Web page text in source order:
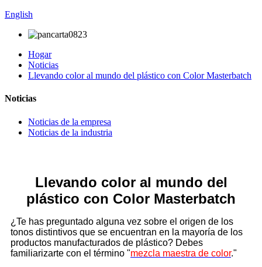
English
Hogar
Noticias
Llevando color al mundo del plástico con Color Masterbatch
Noticias
Noticias de la empresa
Noticias de la industria
Llevando color al mundo del
plástico con Color Masterbatch
¿Te has preguntado alguna vez sobre el origen de los
tonos distintivos que se encuentran en la mayoría de los
productos manufacturados de plástico? Debes
familiarizarte con el término "mezcla maestra de color."